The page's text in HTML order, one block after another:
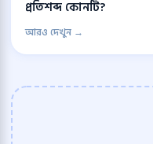
প্রতিশব্দ কোনটি?
আরও দেখুন →